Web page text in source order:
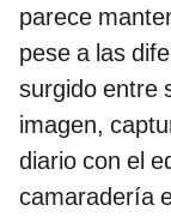
parece
pese a las
surgido entre
imagen,
diario con el
camaradería